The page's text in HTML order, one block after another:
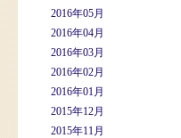
2016年05月
2016年04月
2016年03月
2016年02月
2016年01月
2015年12月
2015年11月